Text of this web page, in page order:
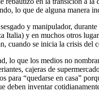
lo que de alguna manera
y manipulador,
Italia) y en muchos otros
cuando se inicia la crisis del
lo que los medios no
cajeras de
para “quedarse en casa”
deben inventar